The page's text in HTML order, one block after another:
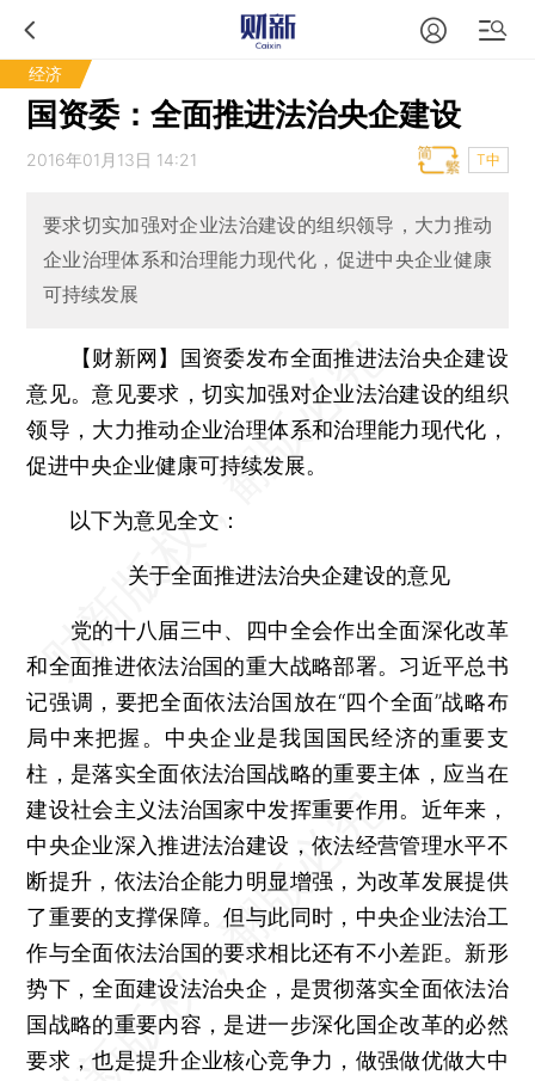
经济
国资委：全面推进法治央企建设
2016年01月13日 14:21 T中
要求切实加强对企业法治建设的组织领导，大力推动
企业治理体系和治理能力现代化，促进中央企业健康
可持续发展
【财新网】
国资委发布全面推进法治央企建设
意见。意见要求，切实加强对企业法治建设的组织
领导，大力推动企业治理体系和治理能力现代化，
促进中央企业健康可持续发展。
以下为意见全文：
关于全面推进法治央企建设的意见
党的十八届三中、四中全会作出全面深化改革
和全面推进依法治国的重大战略部署。习近平总书
记强调，要把全面依法治国放在“四个全面”战略布
局中来把握。中央企业是我国国民经济的重要支
柱，是落实全面依法治国战略的重要主体，应当在
建设社会主义法治国家中发挥重要作用。近年来，
中央企业深入推进法治建设，依法经营管理水平不
断提升，依法治企能力明显增强，为改革发展提供
了重要的支撑保障。但与此同时，中央企业法治工
作与全面依法治国的要求相比还有不小差距。新形
势下，全面建设法治央企，是贯彻落实全面依法治
国战略的重要内容，是进一步深化国企改革的必然
要求，也是提升企业核心竞争力，做强做优做大中